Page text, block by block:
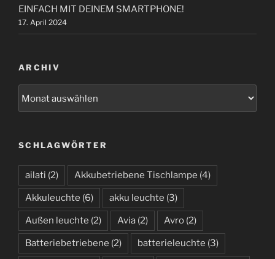
EINFACH MIT DEINEM SMARTPHONE!
17. April 2024
ARCHIV
i
v
SCHLAGWÖRTER
ailati (2) Akkubetriebene Tischlampe (4)
Akkuleuchte (6) akku leuchte (3)
Außen leuchte (2) Avia (2) Avro (2)
Batteriebetriebene (2) batterieleuchte (3)